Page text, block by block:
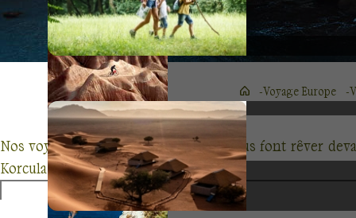
Voyage Europe
Nos voyages découverte en Croatievous font rêver
Korcula .
Nous vous invitons à la rencontre de la culture croate